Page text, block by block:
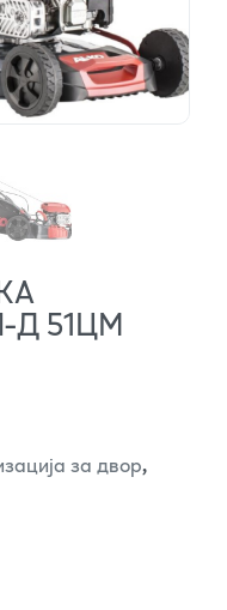
Д 51ЦМ
за двор,